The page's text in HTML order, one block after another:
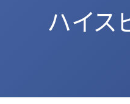
ハイス